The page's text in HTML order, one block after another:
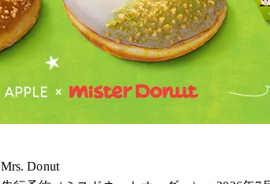
Mrs. Donut